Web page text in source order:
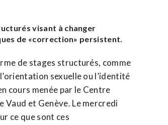
visant à changer
de «correction» persistent.
de stages structurés, comme
sexuelle ou l’identité
cours menée par le Centre
Vaud et Genève. Le mercredi
ce que sont ces